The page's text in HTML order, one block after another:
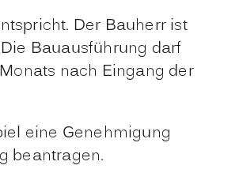
Der Bauherr ist
Bauausführung darf
nach Eingang der
eine Genehmigung
beantragen.